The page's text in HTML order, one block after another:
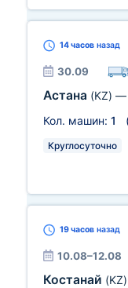
14 часов назад
30.09
Астана (KZ) —
Кол. машин: 1
Круглосуточно
19 часов назад
10.08–12.08
Костанай (KZ)